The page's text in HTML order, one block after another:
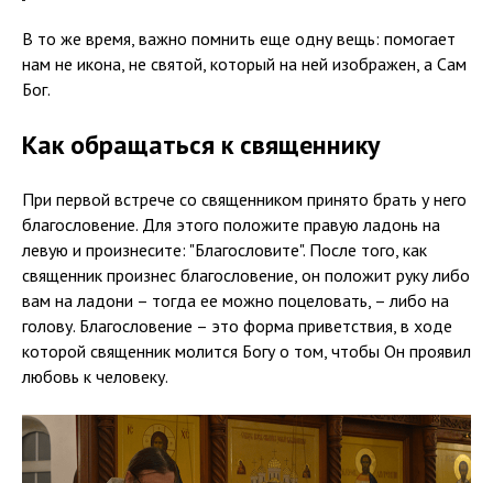
В то же время, важно помнить еще одну вещь: помогает
нам не икона, не святой, который на ней изображен, а Сам
Бог.
Как обращаться к священнику
При первой встрече со священником принято брать у него
благословение. Для этого положите правую ладонь на
левую и произнесите: "Благословите". После того, как
священник произнес благословение, он положит руку либо
вам на ладони – тогда ее можно поцеловать, – либо на
голову. Благословение – это форма приветствия, в ходе
которой священник молится Богу о том, чтобы Он проявил
любовь к человеку.